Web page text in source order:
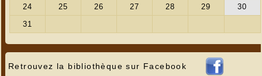
Retrouvez la bibliothèque sur Facebook